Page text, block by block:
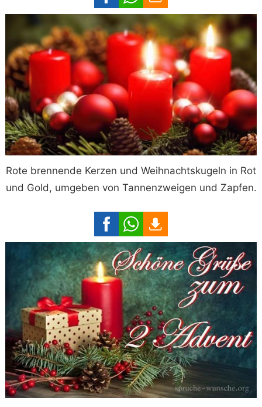
Rote brennende Kerzen und Weihnachtskugeln in Rot
und Gold, umgeben von Tannenzweigen und Zapfen.